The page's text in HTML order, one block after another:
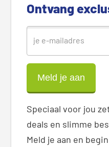
Ontvang
Speciaal voor jou
deals en slimme
Meld je aan en